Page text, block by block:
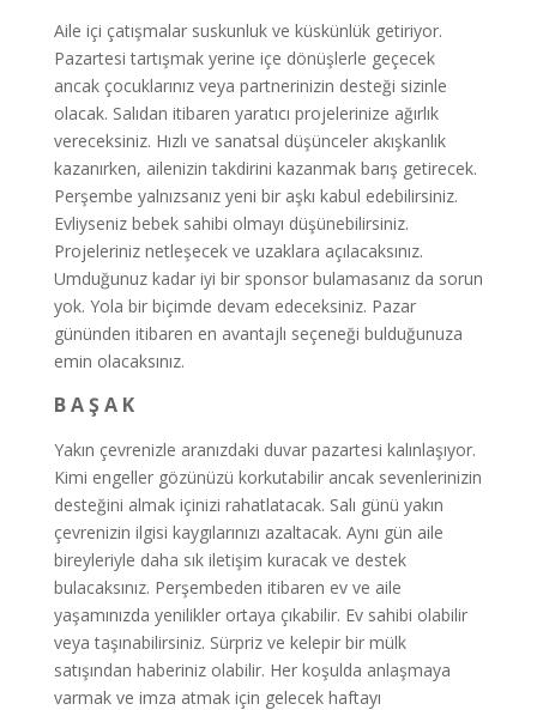
Aile içi çatışmalar suskunluk ve küskünlük getiriyor.
Pazartesi tartışmak yerine içe dönüşlerle geçecek
ancak çocuklarınız veya partnerinizin desteği sizinle
olacak. Salıdan itibaren yaratıcı projelerinize ağırlık
vereceksiniz. Hızlı ve sanatsal düşünceler akışkanlık
kazanırken, ailenizin takdirini kazanmak barış getirecek.
Perşembe yalnızsanız yeni bir aşkı kabul edebilirsiniz.
Evliyseniz bebek sahibi olmayı düşünebilirsiniz.
Projeleriniz netleşecek ve uzaklara açılacaksınız.
Umduğunuz kadar iyi bir sponsor bulamasanız da sorun
yok. Yola bir biçimde devam edeceksiniz. Pazar
gününden itibaren en avantajlı seçeneği bulduğunuza
emin olacaksınız.
B A Ş A K
Yakın çevrenizle aranızdaki duvar pazartesi kalınlaşıyor.
Kimi engeller gözünüzü korkutabilir ancak sevenlerinizin
desteğini almak içinizi rahatlatacak. Salı günü yakın
çevrenizin ilgisi kaygılarınızı azaltacak. Aynı gün aile
bireyleriyle daha sık iletişim kuracak ve destek
bulacaksınız. Perşembeden itibaren ev ve aile
yaşamınızda yenilikler ortaya çıkabilir. Ev sahibi olabilir
veya taşınabilirsiniz. Sürpriz ve kelepir bir mülk
satışından haberiniz olabilir. Her koşulda anlaşmaya
varmak ve imza atmak için gelecek haftayı